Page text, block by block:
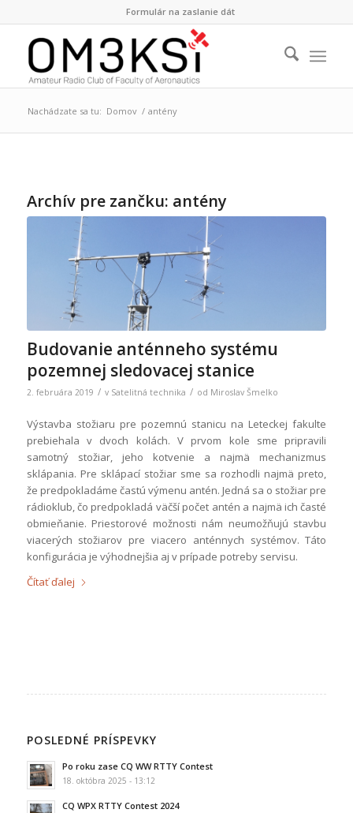
Formulár na zaslanie dát
Nachádzate sa tu: Domov / antény
Archív pre zančku: antény
Budovanie anténneho systému
pozemnej sledovacej stanice
2. februára 2019 / v Satelitná technika / od Miroslav Šmelko
Výstavba stožiaru pre pozemnú stanicu na Leteckej fakulte
prebiehala v dvoch kolách. V prvom kole sme pripravili
samotný stožiar, jeho kotvenie a najmä mechanizmus
sklápania. Pre sklápací stožiar sme sa rozhodli najmä preto,
že predpokladáme častú výmenu antén. Jedná sa o stožiar pre
rádioklub, čo predpokladá väčší počet antén a najmä ich časté
obmieňanie. Priestorové možnosti nám neumožňujú stavbu
viacerých stožiarov pre viacero anténnych systémov. Táto
konfigurácia je výhodnejšia aj v prípade potreby servisu.
Čítať ďalej
POSLEDNÉ PRÍSPEVKY
Po roku zase CQ WW RTTY Contest
18. októbra 2025 - 13:12
CQ WPX RTTY Contest 2024